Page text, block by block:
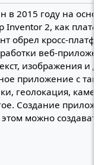
в 2015 году на
Inventor 2, как
обрел кросс-
веб-
изображения и
приложение с
геолокация,
Создание
можно